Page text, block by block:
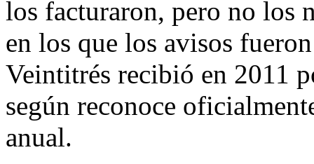
los facturaron, pero no los
en los que los avisos
Veintitrés recibió en 2011
según reconoce
anual.